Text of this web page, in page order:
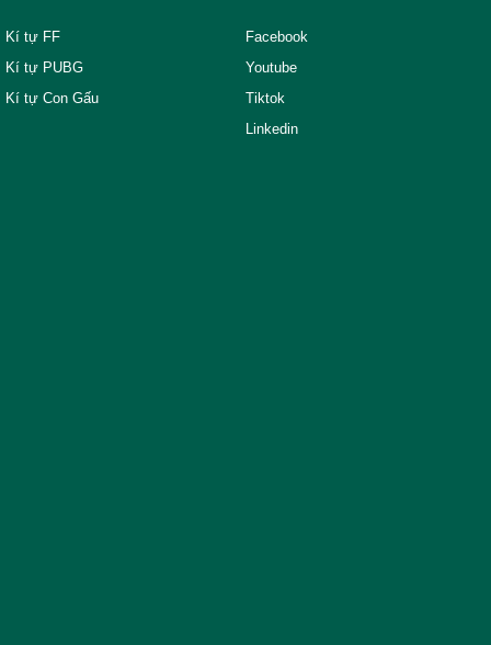
Kí tự FF
Kí tự PUBG
Kí tự Con Gấu
Facebook
Youtube
Tiktok
Linkedin